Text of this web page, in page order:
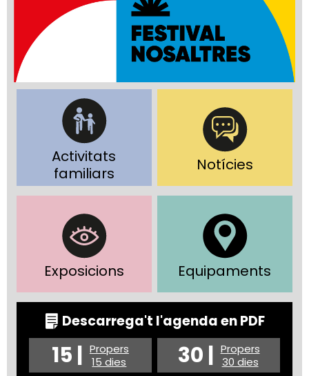
Activitats
familiars
Notícies
Exposicions Equipaments
Descarrega't l'agenda en PDF
15 | Propers
15 dies
30 | Propers
30 dies